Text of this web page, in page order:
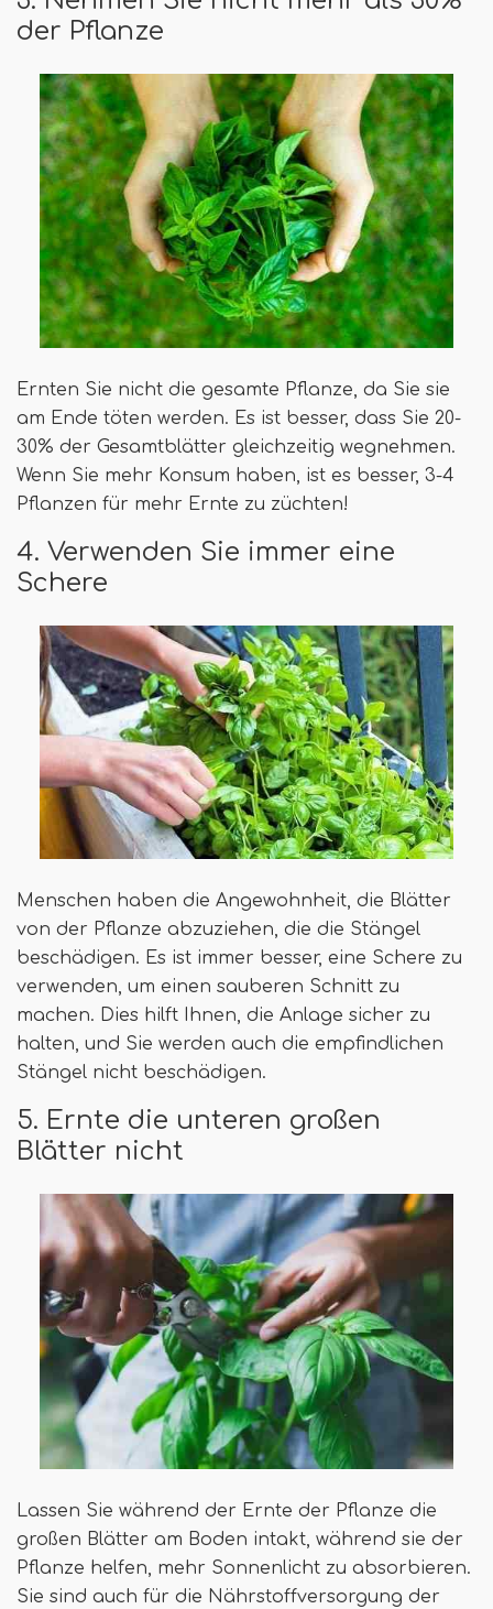
der Pflanze
Ernten Sie nicht die gesamte Pflanze, da Sie sie
am Ende töten werden. Es ist besser, dass Sie 20-
30% der Gesamtblätter gleichzeitig wegnehmen.
Wenn Sie mehr Konsum haben, ist es besser, 3-4
Pflanzen für mehr Ernte zu züchten!
4. Verwenden Sie immer eine
Schere
Menschen haben die Angewohnheit, die Blätter
von der Pflanze abzuziehen, die die Stängel
beschädigen. Es ist immer besser, eine Schere zu
verwenden, um einen sauberen Schnitt zu
machen. Dies hilft Ihnen, die Anlage sicher zu
halten, und Sie werden auch die empfindlichen
Stängel nicht beschädigen.
5. Ernte die unteren großen
Blätter nicht
Lassen Sie während der Ernte der Pflanze die
großen Blätter am Boden intakt, während sie der
Pflanze helfen, mehr Sonnenlicht zu absorbieren.
Sie sind auch für die Nährstoffversorgung der